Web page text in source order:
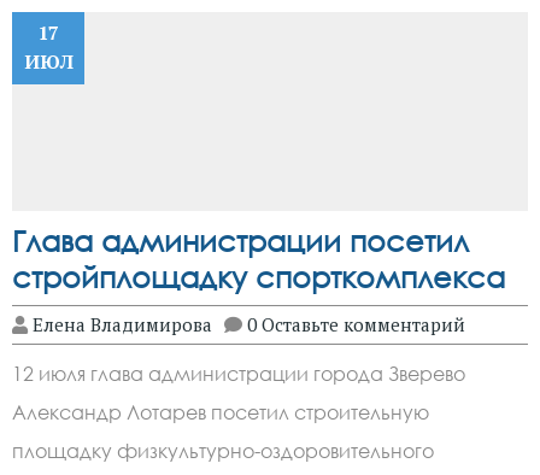
17
ИЮЛ
Глава администрации посетил
стройплощадку спорткомплекса
Елена Владимирова 0 Оставьте комментарий
12 июля глава администрации города Зверево
Александр Лотарев посетил строительную
площадку физкультурно-оздоровительного